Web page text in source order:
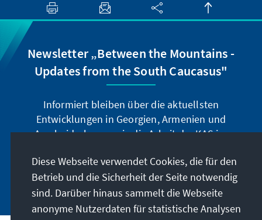
Newsletter „Between the Mountains -
Updates from the South Caucasus"
Informiert bleiben über die aktuellsten
Entwicklungen in Georgien, Armenien und
Aserbaidschan sowie die Arbeit der KAS im
Jetzt abonnieren
Diese Webseite verwendet Cookies, die für den
Betrieb und die Sicherheit der Seite notwendig
sind. Darüber hinaus sammelt die Webseite
anonyme Nutzerdaten für statistische Analysen